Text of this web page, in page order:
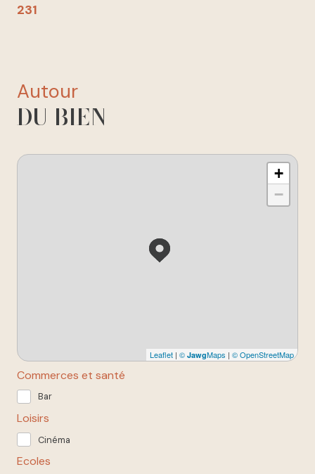
231
autour
DU BIEN
+
−
Leaflet | © JawgMaps | © OpenStreetMap
Commerces et santé
Bar
Loisirs
Cinéma
Ecoles